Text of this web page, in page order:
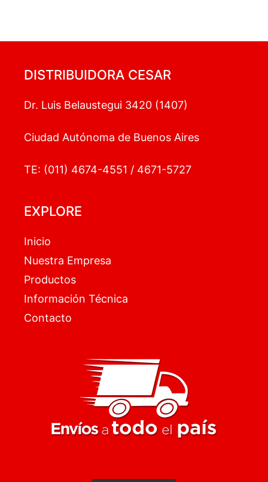
DISTRIBUIDORA CESAR
Dr. Luis Belaustegui 3420 (1407)
Ciudad Autónoma de Buenos Aires
TE: (011) 4674-4551 / 4671-5727
EXPLORE
Inicio
Nuestra Empresa
Productos
Información Técnica
Contacto